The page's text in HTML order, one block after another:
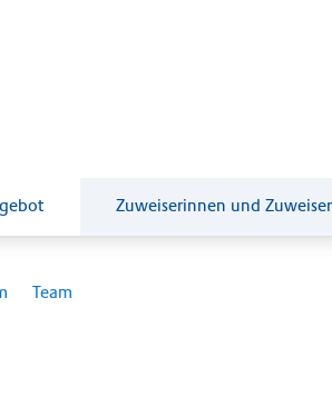
Zuweiserinnen und Zuweiser
Team